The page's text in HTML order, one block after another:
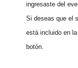
ingresaste del
Si deseas que el
está incluido en
botón.